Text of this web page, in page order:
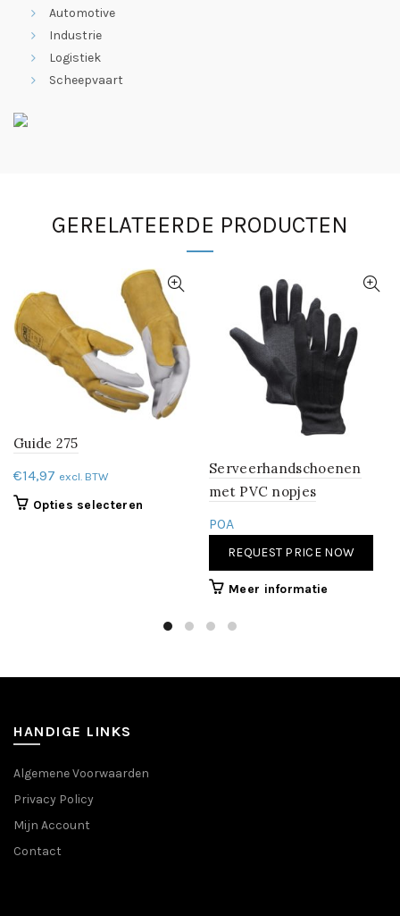
Automotive
Industrie
Logistiek
Scheepvaart
GERELATEERDE PRODUCTEN
Guide 275
€14,97 excl. BTW
Opties selecteren
optie
worden
Serveerhandschoenen
met PVC nopjes
POA
REQUEST PRICE NOW
Meer informatie
HANDIGE LINKS
Algemene Voorwaarden
Privacy Policy
Mijn Account
Contact